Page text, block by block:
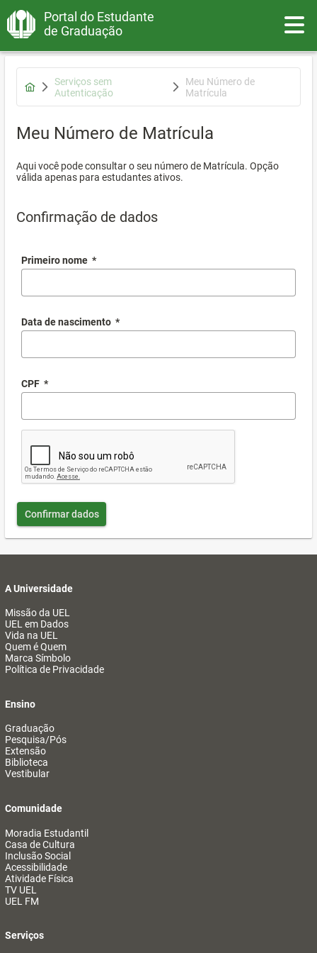
Portal do Estudante
de Graduação
Serviços sem
Autenticação
Meu Número de
Matrícula
Meu Número de Matrícula
Aqui você pode consultar o seu número de Matrícula. Opção
válida apenas para estudantes ativos.
Confirmação de dados
Primeiro nome *
Data de nascimento *
CPF *
Confirmar dados
A Universidade
Missão da UEL
UEL em Dados
Vida na UEL
Quem é Quem
Marca Símbolo
Política de Privacidade
Ensino
Graduação
Pesquisa/Pós
Extensão
Biblioteca
Vestibular
Comunidade
Moradia Estudantil
Casa de Cultura
Inclusão Social
Acessibilidade
Atividade Física
TV UEL
UEL FM
Serviços